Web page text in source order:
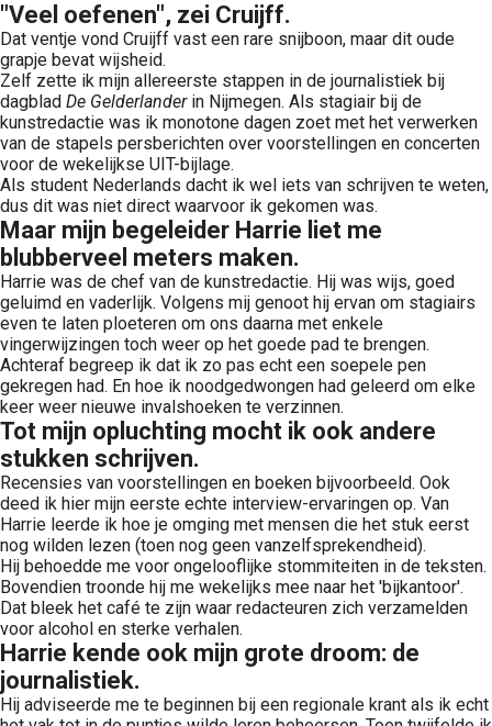
"Veel oefenen", zei Cruijff.
Dat ventje vond Cruijff vast een rare snijboon, maar dit oude
grapje bevat wijsheid.
Zelf zette ik mijn allereerste stappen in de journalistiek bij
dagblad De Gelderlanderin Nijmegen. Als stagiair bij de
kunstredactie was ik monotone dagen zoet met het verwerken
van de stapels persberichten over voorstellingen en concerten
voor de wekelijkse UIT-bijlage.
Als student Nederlands dacht ik wel iets van schrijven te weten,
dus dit was niet direct waarvoor ik gekomen was.
Maar mijn begeleider Harrie liet me
blubberveel meters maken.
Harrie was de chef van de kunstredactie. Hij was wijs, goed
geluimd en vaderlijk. Volgens mij genoot hij ervan om stagiairs
even te laten ploeteren om ons daarna met enkele
vingerwijzingen toch weer op het goede pad te brengen.
Achteraf begreep ik dat ik zo pas echt een soepele pen
gekregen had. En hoe ik noodgedwongen had geleerd om elke
keer weer nieuwe invalshoeken te verzinnen.
Tot mijn opluchting mocht ik ook andere
stukken schrijven.
Recensies van voorstellingen en boeken bijvoorbeeld. Ook
deed ik hier mijn eerste echte interview-ervaringen op. Van
Harrie leerde ik hoe je omging met mensen die het stuk eerst
nog wilden lezen (toen nog geen vanzelfsprekendheid).
Hij behoedde me voor ongelooflijke stommiteiten in de teksten.
Bovendien troonde hij me wekelijks mee naar het 'bijkantoor'.
Dat bleek het café te zijn waar redacteuren zich verzamelden
voor alcohol en sterke verhalen.
Harrie kende ook mijn grote droom: de
journalistiek.
Hij adviseerde me te beginnen bij een regionale krant als ik echt